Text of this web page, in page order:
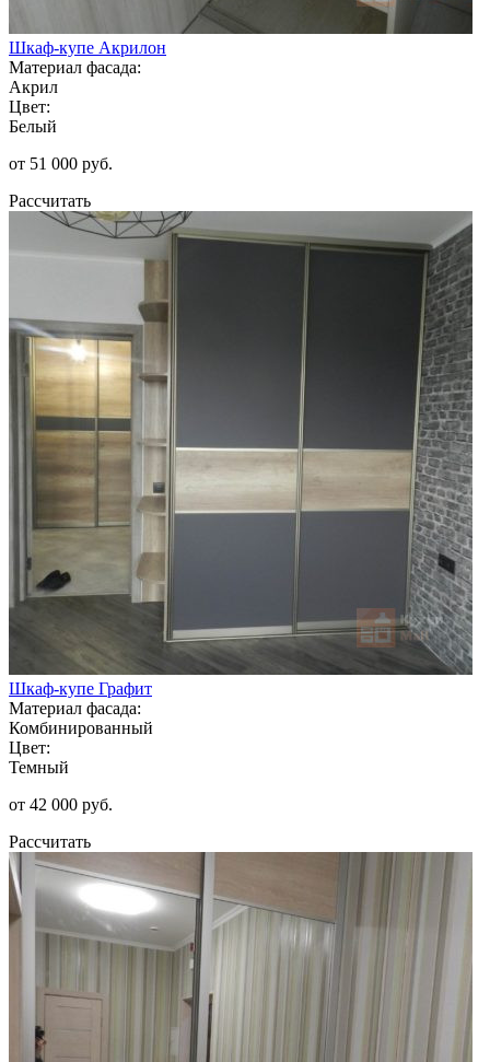
Шкаф-купе Акрилон
Материал фасада:
Акрил
Цвет:
Белый
от 51 000 руб.
Рассчитать
Шкаф-купе Графит
Материал фасада:
Комбинированный
Цвет:
Темный
от 42 000 руб.
Рассчитать